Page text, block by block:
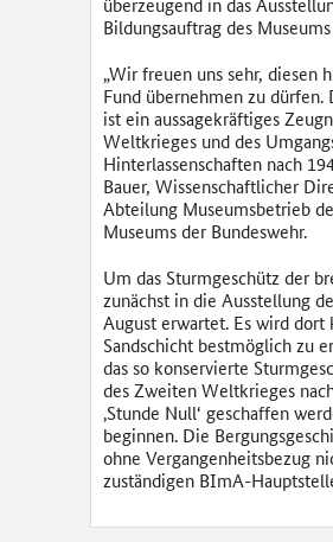
Bildungsauftrag des
„Wir freuen uns sehr, diesen
Fund übernehmen zu dürfen.
ist ein aussagekräftiges
Weltkrieges und des
Hinterlassenschaften nach
Bauer, Wissenschaftlicher
Abteilung Museumsbetrieb
Museums der Bundeswehr.
Um das Sturmgeschütz der
zunächst in die Ausstellung
August erwartet. Es wird dort
Sandschicht bestmöglich zu
das so konservierte
des Zweiten Weltkrieges
‚Stunde Null‘ geschaffen
beginnen. Die
ohne Vergangenheitsbezug
zuständigen BImA-